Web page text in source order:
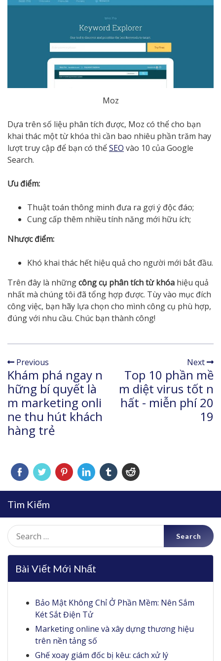
Moz
Dựa trên số liệu phân tích được, Moz có thể cho bạn
khai thác một từ khóa thì cần bao nhiêu phần trăm hay
lượt truy cập để bạn có thểSEO vào 10 của Google
Search.
Ưu điểm:
Thuật toán thông minh đưa ra gợi ý độc đáo;
Cung cấp thêm nhiều tính năng mới hữu ích;
Nhược điểm:
Khó khai thác hết hiệu quả cho người mới bắt đầu.
Trên đây là nhữngcông cụ phân tích từ khóa hiệu quả
nhất mà chúng tôi đã tổng hợp được. Tùy vào mục đích
công việc, bạn hãy lựa chọn cho mình công cụ phù hợp,
đúng với nhu cầu. Chúc bạn thành công!
Previous
Khám phá ngay n
hững bí quyết là
m marketing onli
ne thu hút khách
hàng trẻ
Next
Top 10 phần mề
m diệt virus tốt n
hất - miễn phí 20
19
Tìm Kiếm
Search
for:
Bài Viết Mới Nhất
Bảo Mật Không Chỉ Ở Phần Mềm: Nên Sắm
Két Sắt Điện Tử
Marketing online và xây dựng thương hiệu
trên nền tảng số
Ghế xoay giám đốc bị kêu: cách xử lý